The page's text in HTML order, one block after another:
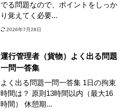
でる問題なので、ポイントをしっか
り覚えてく必要...
2026年7月28日
運行管理者（貨物）よく出る問題
一問一答集
よく出る問題一問一答集 1日の拘束
時間は？ 原則13時間以内（最大16
時間） 休憩期...